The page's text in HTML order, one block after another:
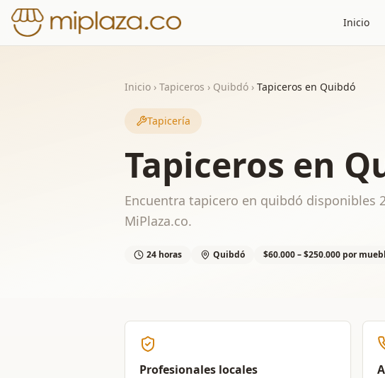
Inicio
Inicio › Tapiceros › Quibdó › Tapiceros en Quibdó
Tapicería
Tapiceros en
Encuentra tapicero en quibdó disponibles
MiPlaza.co.
24 horas Quibdó $60.000 – $250.000 por
Profesionales locales